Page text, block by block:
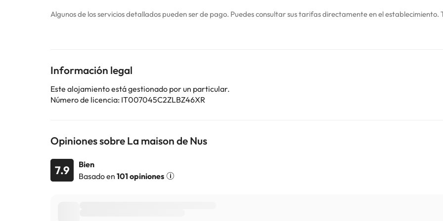
Algunos de los servicios detallados pueden ser de pago. Puedes consultar sus tarifas directamente en el
Información legal
Este alojamiento está gestionado por un particular.
Número de licencia: IT007045C2ZLBZ46XR
Opiniones sobre La maison de Nus
7.9
Bien
Basado en 101 opiniones